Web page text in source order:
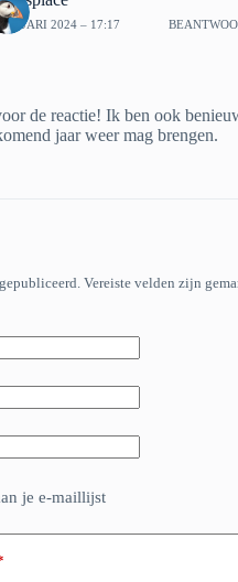
2024 – 17:17
de reactie! Ik ben ook
jaar weer mag brengen.
Vereiste velden zijn
je e-maillijst